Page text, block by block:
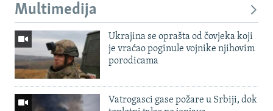
Multimedija
Ukrajina se oprašta od čovjeka koji
je vraćao poginule vojnike njihovim
porodicama
Vatrogasci gase požare u Srbiji, dok